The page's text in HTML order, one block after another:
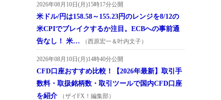
2026年08月10日(月)15時17分公開
米ドル/円は158.58～155.23円のレンジを8/12の
米CPIでブレイクするか注目。ECBへの事前通
告なし！ 米…
（西原宏一＆叶内文子）
2026年08月10日(月)14時40分公開
CFD口座おすすめ比較！【2026年最新】取引手
数料・取扱銘柄数・取引ツールで国内CFD口座
を紹介
（ザイFX！編集部）